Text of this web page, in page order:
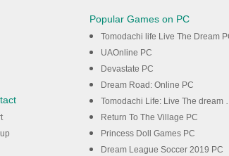
Popular Games on PC
Tomodachi life Live The Dream
UAOnline PC
Devastate PC
Dream Road: Online PC
Tomodachi Life: Live The dream PC
Return To The Village PC
Princess Doll Games PC
Dream League Soccer 2019 PC